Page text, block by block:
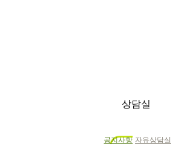
상담실
공지사항 자유상담실